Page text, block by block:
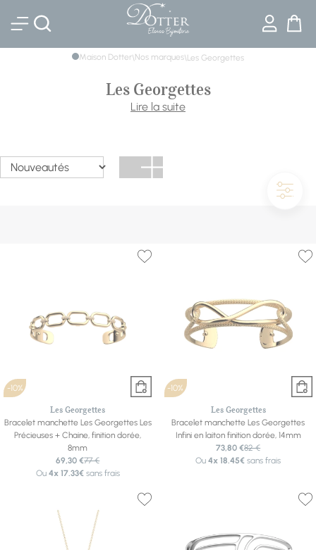
Bijouterie DOTTER
Maison Dotter\Nos marques\Les Georgettes
Les Georgettes
Les Georgettes est une marque française de bijoux et
d'oreilles interchangeables, qui peuvent être personnalisés
avec différents inserts en cuir coloré. Les Georgettes
propose également une gamme de maroquinerie, tels
Lire la suite
-10%
Les Georgettes
Bracelet manchette Les Georgettes Les
Précieuses + Chaine, finition dorée,
8mm
69,30 €77 €
Ou 4x 17.33€sans frais
-10%
Les Georgettes
Bracelet manchette Les Georgettes
Infini en laiton finition dorée, 14mm
73,80 €82 €
Ou4x 18.45€ sans frais